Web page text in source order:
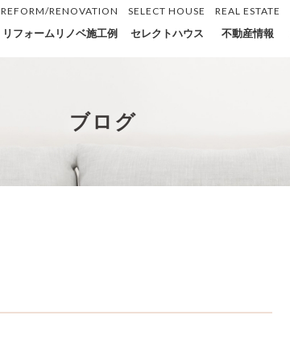
REFORM/RENOVATION
リフォームリノベ施工例
SELECT HOUSE
セレクトハウス
REAL ESTATE
不動産情報
ブログ